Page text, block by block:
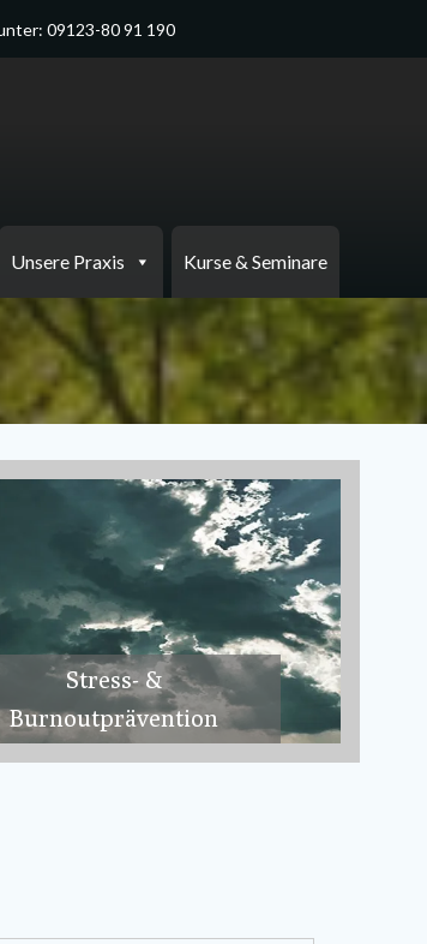
09123-80 91 190
Unsere Praxis Kurse & Seminare
Stress- &
Burnoutprävention